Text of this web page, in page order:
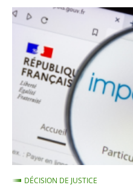
juge
irrecevables
recours
d’associations
contr...
Impôt
revenu
le
d’État
ne
remet
DÉCISION DE JUSTICE